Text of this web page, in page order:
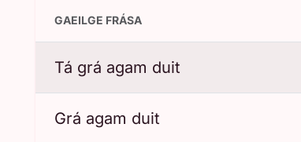
GAEILGE FRÁSA
Tá grá agam duit
Grá agam duit